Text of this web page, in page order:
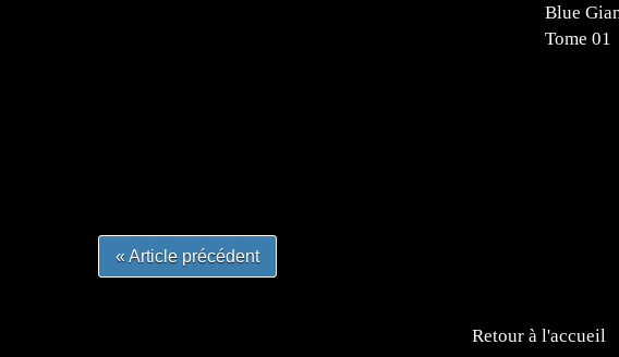
Blue
Tome 01
« Article précédent
Retour à l'accueil